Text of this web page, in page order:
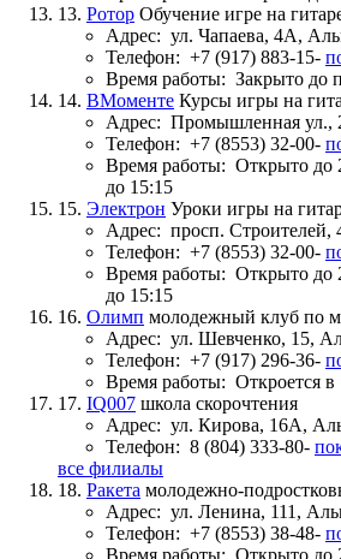
13. Ротор Обучение игре на
Адрес: ул. Чапаева, 4А,
Телефон: +7 (917) 883-15-
Время работы: Закрыто до
14. ВМоменте Курсы игры на
Адрес: Промышленная ул.,
Телефон: +7 (8553) 32-00-
Время работы: Открыто до
до 15:15
15. Электрон Уроки игры на
Адрес: просп. Строителей,
Телефон: +7 (8553) 32-00-
Время работы: Открыто до
до 15:15
16. Олимп молодежный клуб по
Адрес: ул. Шевченко, 15,
Телефон: +7 (917) 296-36-
Время работы: Откроется в
17. IQ007 школа скорочтения
Адрес: ул. Кирова, 16А,
Телефон: 8 (804) 333-80-
все филиалы
18. Ракета молодежно-
Адрес: ул. Ленина, 111,
Телефон: +7 (8553) 38-48-
Время работы: Открыто до